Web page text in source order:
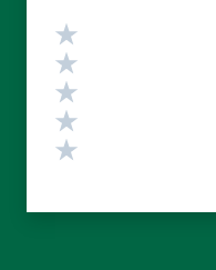
Valutazione